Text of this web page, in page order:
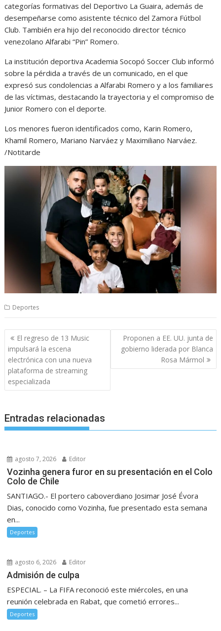
categorías formativas del Deportivo La Guaira, además de
desempeñarse como asistente técnico del Zamora Fútbol
Club. También era hijo del reconocido director técnico
venezolano Alfarabi “Pin” Romero.
La institución deportiva Academia Socopó Soccer Club informó
sobre la pérdida a través de un comunicado, en el que
expresó sus condolencias a Alfarabi Romero y a los familiares
de las víctimas, destacando la trayectoria y el compromiso de
Junior Romero con el deporte.
Los menores fueron identificados como, Karin Romero,
Khamil Romero, Mariano Narváez y Maximiliano Narváez.
/Notitarde
Deportes
Navegación
de
entradas
El regreso de 13 Music
impulsará la escena
electrónica con una nueva
plataforma de streaming
especializada
Proponen a EE. UU. junta de
gobierno liderada por Blanca
Rosa Mármol
Entradas relacionadas
agosto 7, 2026 Editor
Vozinha genera furor en su presentación en el Colo
Colo de Chile
SANTIAGO.- El portero caboverdiano Josimar José Évora
Dias, conocido como Vozinha, fue presentado esta semana
en...
Deportes
agosto 6, 2026 Editor
Admisión de culpa
ESPECIAL. – La FIFA reconoció este miércoles, en una
reunión celebrada en Rabat, que cometió errores...
Deportes